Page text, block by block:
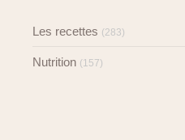
Les recettes (283)
Nutrition (157)